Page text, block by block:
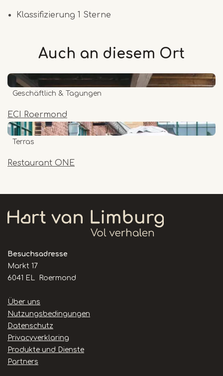
Klassifizierung 1 Sterne
Auch an diesem Ort
ECI Roermond
Geschäftlich & Tagungen
Restaurant ONE
Terras
Besuchsadresse
Markt 17
6041 EL Roermond
Handige
links
Über uns
Nutzungsbedingungen
Datenschutz
Privacyverklaring
Produkte und Dienste
Partners